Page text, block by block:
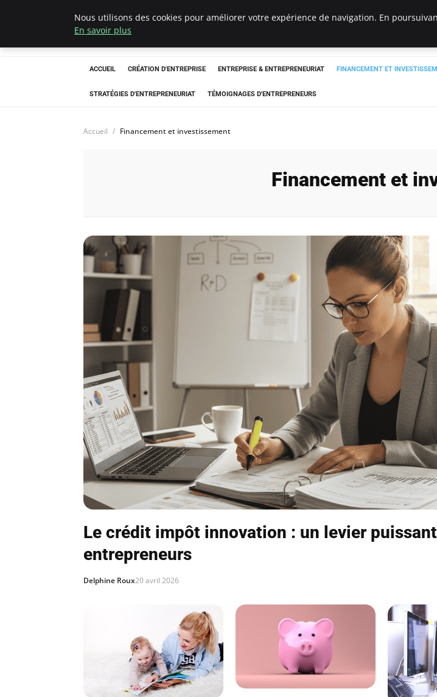
LECFCM
ACCUEIL CRÉATION D'ENTREPRISE ENTREPRISE & ENTREPRENEURIAT FINANCEMENT ET
STRATÉGIES D'ENTREPRENEURIAT TÉMOIGNAGES D'ENTREPRENEURS
Accueil Financement et investissement
Financement et
Le crédit impôt innovation : un levier
entrepreneurs
Delphine Roux20 avril 2026
Nous utilisons des cookies pour améliorer votre expérience de navigation. En
En savoir plus